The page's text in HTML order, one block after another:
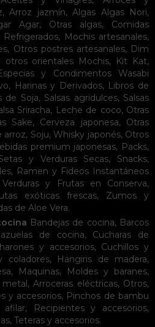
, Arroz jazmín, Algas Algas Nori,
Agar, Otras algas, Comidas
, Mochis artesanales,
, Otros postres artesanales, Dim
otros orientales Mochis, Kit Kat,
y Condimentos
Wasabi
, Harinas y Derivados, Libros de
de Soja, Salsas agridulces, Salsas
Sriracha, Leche de coco, Otras
Sake, Cerveza japonesa, Otras
arroz, Soju, Whisky japonés, Otros
premium japonesas, Packs,
y Verduras Secas, Snacks,
, Ramen y Fideos Instantáneos
Verduras y Frutas en Conserva,
exóticas frescas, Zumos y
de Aloe Vera.
Bandejas de cocina, Barcos
de cocina, Cucharas de
y accesorios, Cuchillos y
coladores, Hangiris de madera,
, Maquinas, Moldes y baranes,
metal,Arroceras eléctricas, Otros,
y accesorios, Pinchos de bambu
afilar, Recipientes y accesorios,
, Teteras y accesorios.